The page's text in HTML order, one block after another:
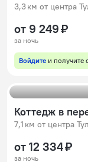
3,3 км от центра
от 9 249 ₽
за ночь
Войдите и получите
Коттедж в
7,1 км от центра
от 12 334 ₽
за ночь